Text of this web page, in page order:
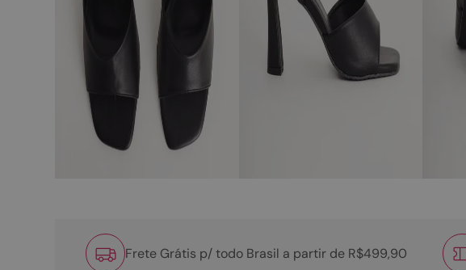
Frete Grátis p/ todo Brasil a partir de R$499,90